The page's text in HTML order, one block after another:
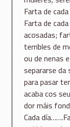
Farta de
Farta de
acosadas;
terribles de
ou de nenas
separarse da
para pasar
acaba cos
dor máis
Cada